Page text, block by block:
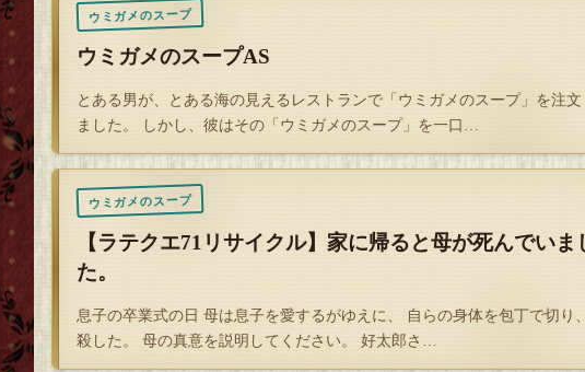
「最近夫はパチンコに明け暮れ、お酒を飲んだら暴れて……その日も夫に
されそうになって、それで……と、証言する為よ」
Q
タップで封を割る
ウミガメのスープ
ウミガメのスープAS
とある男が、とある海の見えるレストランで「ウミガメのスープ」を注文
ました。 しかし、彼はその「ウミガメのスープ」を一口…
ウミガメのスープ
【ラテクエ71リサイクル】家に帰ると母が死んでいま
た。
息子の卒業式の日 母は息子を愛するがゆえに、 自らの身体を包丁で切り
殺した。 母の真意を説明してください。 好太郎さ…